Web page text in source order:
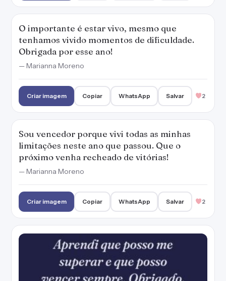
O importante é estar vivo, mesmo que
tenhamos vivido momentos de dificuldade.
Obrigada por esse ano!
— Marianna Moreno
Criar imagem Copiar WhatsApp Salvar 2
Sou vencedor porque vivi todas as minhas
limitações neste ano que passou. Que o
próximo venha recheado de vitórias!
— Marianna Moreno
Criar imagem Copiar WhatsApp Salvar 2